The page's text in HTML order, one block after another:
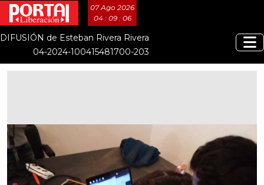
07 Ago 2026
04 : 09 : 07
DIFUSIÓN de Esteban Rivera Rivera
04-2024-100415481700-203